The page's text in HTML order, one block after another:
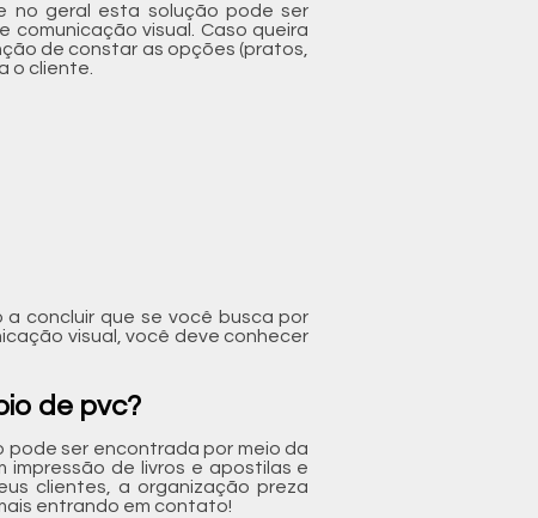
no geral esta solução pode ser
comunicação visual. Caso queira
de constar as opções (pratos,
o cliente.
concluir que se você busca por
visual, você deve conhecer
de pvc?
ser encontrada por meio da
impressão de livros e apostilas e
clientes, a organização preza
entrando em contato!